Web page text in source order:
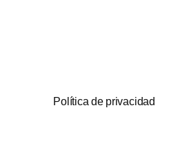
Política de privacidad